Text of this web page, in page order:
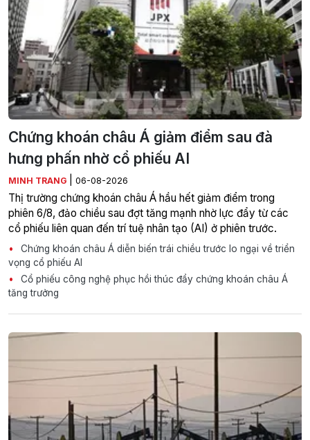
Chứng khoán châu Á giảm điểm sau đà
hưng phấn nhờ cổ phiếu AI
MINH TRANG 06-08-2026
Thị trường chứng khoán châu Á hầu hết giảm điểm trong
phiên 6/8, đảo chiều sau đợt tăng mạnh nhờ lực đẩy từ các
cổ phiếu liên quan đến trí tuệ nhân tạo (AI) ở phiên trước.
Chứng khoán châu Á diễn biến trái chiều trước lo ngại về triển
vọng cổ phiếu AI
Cổ phiếu công nghệ phục hồi thúc đẩy chứng khoán châu Á
tăng trưởng